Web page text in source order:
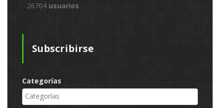
26704 usuarios
Subscribirse
Categorías